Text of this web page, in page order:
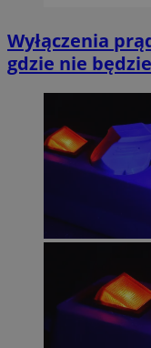
Wyłączenia
gdzie nie